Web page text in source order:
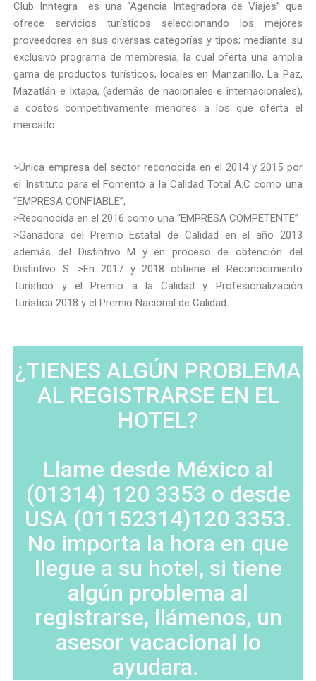
Club Inntegra es una “Agencia Integradora de Viajes” que
ofrece servicios turísticos seleccionando los mejores
proveedores en sus diversas categorías y tipos; mediante su
exclusivo programa de membresía, la cual oferta una amplia
gama de productos turísticos, locales en Manzanillo, La Paz,
Mazatlán e Ixtapa, (además de nacionales e internacionales),
a costos competitivamente menores a los que oferta el
mercado.
>Única empresa del sector reconocida en el 2014 y 2015 por
el Instituto para el Fomento a la Calidad Total A.C como una
“EMPRESA CONFIABLE”,
>Reconocida en el 2016 como una “EMPRESA COMPETENTE”
>Ganadora del Premio Estatal de Calidad en el año 2013
además del Distintivo M y en proceso de obtención del
Distintivo S. >En 2017 y 2018 obtiene el Reconocimiento
Turístico y el Premio a la Calidad y Profesionalización
Turística 2018 y el Premio Nacional de Calidad.
¿TIENES ALGÚN PROBLEMA
AL REGISTRARSE EN EL
HOTEL?
Llame desde México al
(01314) 120 3353 o desde
USA (01152314)120 3353.
No importa la hora en que
llegue a su hotel, si tiene
algún problema al
registrarse, llámenos, un
asesor vacacional lo
ayudara.